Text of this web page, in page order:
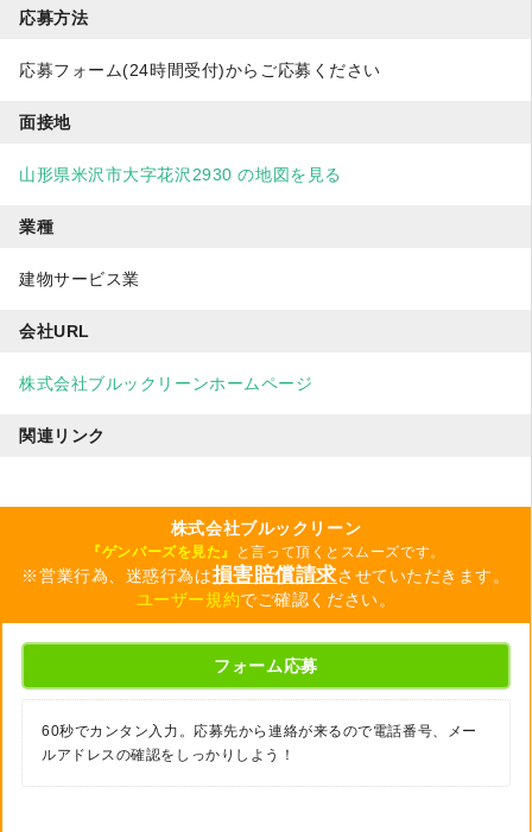
応募方法
応募フォーム(24時間受付)からご応募ください
面接地
山形県米沢市大字花沢2930 の地図を見る
業種
建物サービス業
会社URL
株式会社ブルックリーンホームページ
関連リンク
株式会社ブルックリーン
『ゲンバーズを見た』 と言って頂くとスムーズです。
※営業行為、迷惑行為は損害賠償請求させていただきます。
ユーザー規約でご確認ください。
フォーム応募
60秒でカンタン入力。応募先から連絡が来るので電話番号、メー
ルアドレスの確認をしっかりしよう！